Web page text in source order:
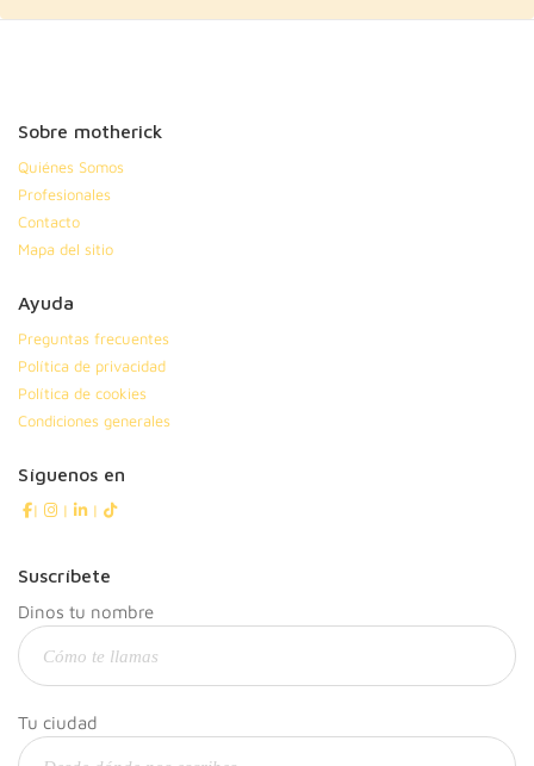
Sobre motherick
Quiénes Somos
Profesionales
Contacto
Mapa del sitio
Ayuda
Preguntas frecuentes
Política de privacidad
Política de cookies
Condiciones generales
Síguenos en
| | |
Suscríbete
Dinos tu nombre
Tu ciudad